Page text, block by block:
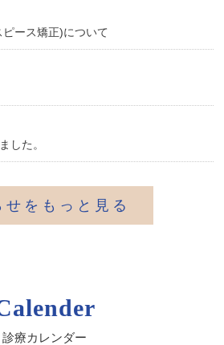
ース矯正)について
した。
せをもっと見る
診療カレンダー